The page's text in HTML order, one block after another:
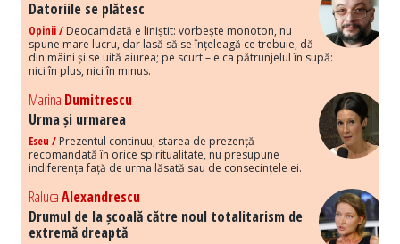
Datoriile se plătesc
Opinii / Deocamdată e liniștit: vorbește monoton, nu
spune mare lucru, dar lasă să se înțeleagă ce trebuie, dă
din mâini și se uită aiurea; pe scurt – e ca pătrunjelul în supă:
nici în plus, nici în minus.
Marina Dumitrescu
Urma și urmarea
Eseu / Prezentul continuu, starea de prezență
recomandată în orice spiritualitate, nu presupune
indiferența față de urma lăsată sau de consecințele ei.
RalucaAlexandrescu
Drumul de la școală către noul totalitarism de
extremă dreaptă